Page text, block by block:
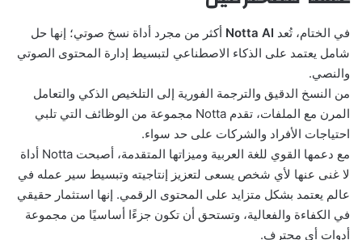
في الختام، تُعد
أكثر من مجرد أداة نسخ صوتي؛ إنها حل
شامل يعتمد على الذكاء الاصطناعي لتبسيط إدارة المحتوى الصوتي
والنصي.
من النسخ الدقيق والترجمة الفورية إلى التلخيص الذكي والتعامل
المرن مع الملفات، تقدم Notta مجموعة من الوظائف التي تلبي
احتياجات الأفراد والشركات على حد سواء.
مع دعمها القوي للغة العربية وميزاتها المتقدمة، أصبحت Notta أداة
لا غنى عنها لأي شخص يسعى لتعزيز إنتاجيته وتبسيط سير عمله في
عالم يعتمد بشكل متزايد على المحتوى الرقمي. إنها استثمار حقيقي
في الكفاءة والفعالية، وتستحق أن تكون جزءًا أساسيًا من مجموعة
أدوات أي محترف.